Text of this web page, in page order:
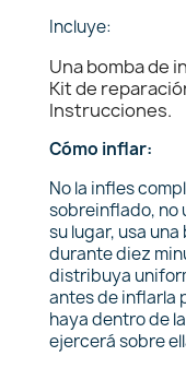
Incluye:
Una bomba de
Kit de
Instrucciones.
Cómo inflar:
No la infles
sobreinflado, no
su lugar, usa
durante diez
distribuya
antes de inflarla
haya dentro de
ejercerá sobre